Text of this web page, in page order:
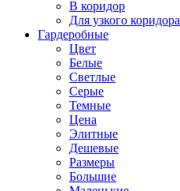
В коридор
Для узкого коридора
Гардеробные
Цвет
Белые
Светлые
Серые
Темные
Цена
Элитные
Дешевые
Размеры
Большие